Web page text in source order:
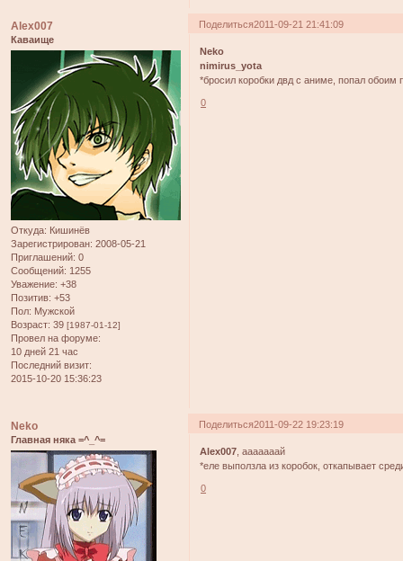
Поделиться2011-09-21 21:41:09
Alex007
Каваище
Откуда: Кишинёв
Зарегистрирован: 2008-05-21
Приглашений: 0
Сообщений: 1255
Уважение: +38
Позитив: +53
Пол: Мужской
Возраст: 39 [1987-01-12]
Провел на форуме:
10 дней 21 час
Последний визит:
2015-10-20 15:36:23
Neko
nimirus_yota
*бросил коробки двд с аниме, попал обоим
0
Поделиться2011-09-22 19:23:19
Neko
Главная няка =^_^=
Alex007 , ааааааай
*еле выползла из коробок, откапывает
0